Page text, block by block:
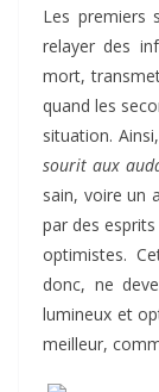
Les premiers
relayer des
mort,
quand les
situation.
sourit aux
sain, voire un
par des
optimistes.
donc, ne
lumineux et
meilleur,